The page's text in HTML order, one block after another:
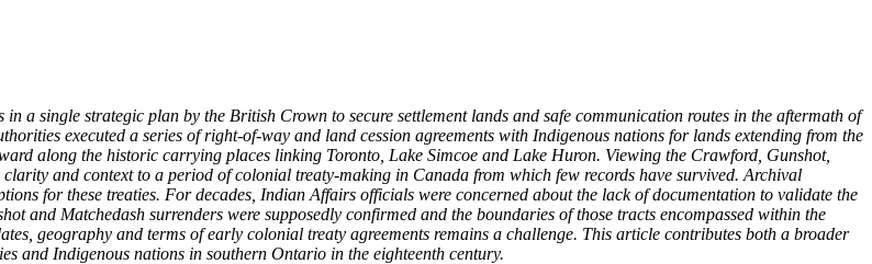
a single strategic plan by the British Crown to secure settlement lands and safe communication routes in the aftermath of
executed a series of right-of-way and land cession agreements with Indigenous nations for lands extending from the
along the historic carrying places linking Toronto, Lake Simcoe and Lake Huron. Viewing the Crawford, Gunshot,
and context to a period of colonial treaty-making in Canada from which few records have survived. Archival
for these treaties. For decades, Indian Affairs officials were concerned about the lack of documentation to validate the
and Matchedash surrenders were supposedly confirmed and the boundaries of those tracts encompassed within the
geography and terms of early colonial treaty agreements remains a challenge. This article contributes both a broader
and Indigenous nations in southern Ontario in the eighteenth century.